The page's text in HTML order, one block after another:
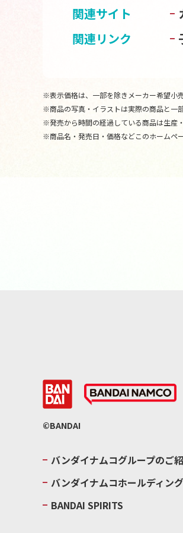
関連サイト
関連リンク
※表示価格は、一部を除きメーカー希望小
※商品の写真・イラストは実際の商品と一
※発売から時間の経過している商品は生産
※商品名・発売日・価格などこのホームペ
©BANDAI
バンダイナムコグループのご
バンダイナムコホールディン
BANDAI SPIRITS